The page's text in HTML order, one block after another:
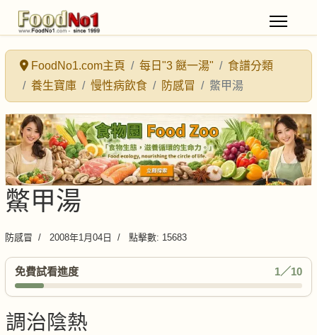
FoodNo1.com主頁 每日"3 餸一湯"
食譜分類
養生寶庫
慢性病飲食 防感冒 鱉甲湯
鱉甲湯
防感冒 2008年1月04日 點擊數: 15683
免費試看進度 1／10
調治陰熱